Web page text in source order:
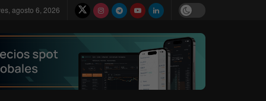
agosto 6, 2026